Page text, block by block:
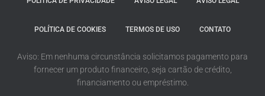
POLÍTICA DE COOKIES TERMOS DE USO CONTATO
Aviso: Em nenhuma circunstância solicitamos pagamento para
fornecer um produto financeiro, seja cartão de crédito,
financiamento ou empréstimo.